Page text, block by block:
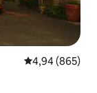
4,94 de uma
4,94 (865)